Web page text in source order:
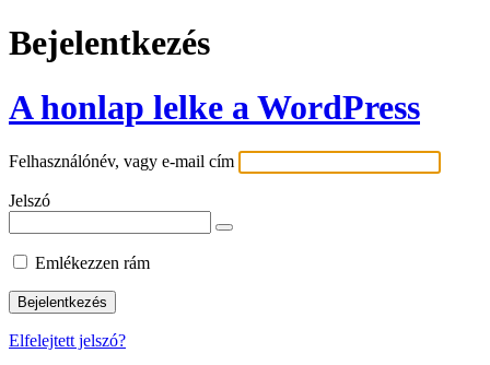
Bejelentkezés
A honlap lelke a WordPress
Felhasználónév, vagy e-mail cím
Jelszó
Emlékezzen rám
Elfelejtett jelszó?